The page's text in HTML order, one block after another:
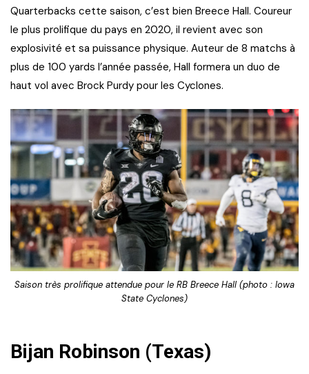
Quarterbacks cette saison, c’est bien Breece Hall. Coureur
le plus prolifique du pays en 2020, il revient avec son
explosivité et sa puissance physique. Auteur de 8 matchs à
plus de 100 yards l’année passée, Hall formera un duo de
haut vol avec Brock Purdy pour les Cyclones.
Saison très prolifique attendue pour le RB Breece Hall (photo : Iowa
State Cyclones)
Bijan Robinson (Texas)